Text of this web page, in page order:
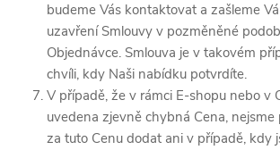
budeme Vás kontaktovat a zašleme
uzavření Smlouvy v pozměněné
Objednávce. Smlouva je v takovém
chvíli, kdy Naši nabídku potvrdíte.
V případě, že v rámci E-shopu nebo v
uvedena zjevně chybná Cena,
za tuto Cenu dodat ani v případě, kdy